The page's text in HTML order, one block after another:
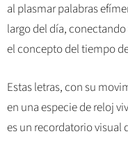
al plasmar palabras
largo del día,
el concepto del tiempo
Estas letras, con su
en una especie de reloj
es un recordatorio